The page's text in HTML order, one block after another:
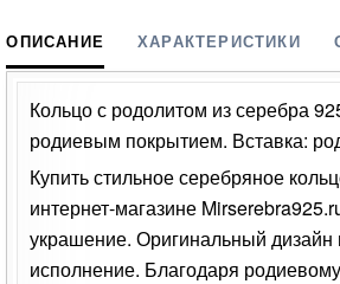
ОПИСАНИЕ ХАРАКТЕРИСТИКИ
Кольцо с родолитом из серебра
родиевым покрытием. Вставка:
Купить стильное серебряное
интернет-магазине
украшение. Оригинальный дизайн
исполнение. Благодаря